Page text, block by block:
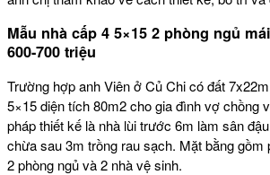
Mẫu nhà cấp 4 5×15 2 phòng ngủ
600-700 triệu
Trường hợp anh Viên ở Củ Chi có đất
5×15 diện tích 80m2 cho gia đình vợ chồng
pháp thiết kế là nhà lùi trước 6m làm sân
chừa sau 3m trồng rau sạch. Mặt bằng gồm
2 phòng ngủ và 2 nhà vệ sinh.